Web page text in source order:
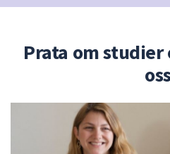
Prata om